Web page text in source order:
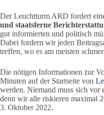
Der Leuchtturm ARD fordert
und staatsferne
gut informierten und politisch
Dabei fordern wir jeden
treffen, wo es am meisten
Die nötigen Informationen zur
Minuten auf der Startseite von
werden. Niemand muss sich vor
denn wir alle riskieren maximal
3. Oktober 2022.